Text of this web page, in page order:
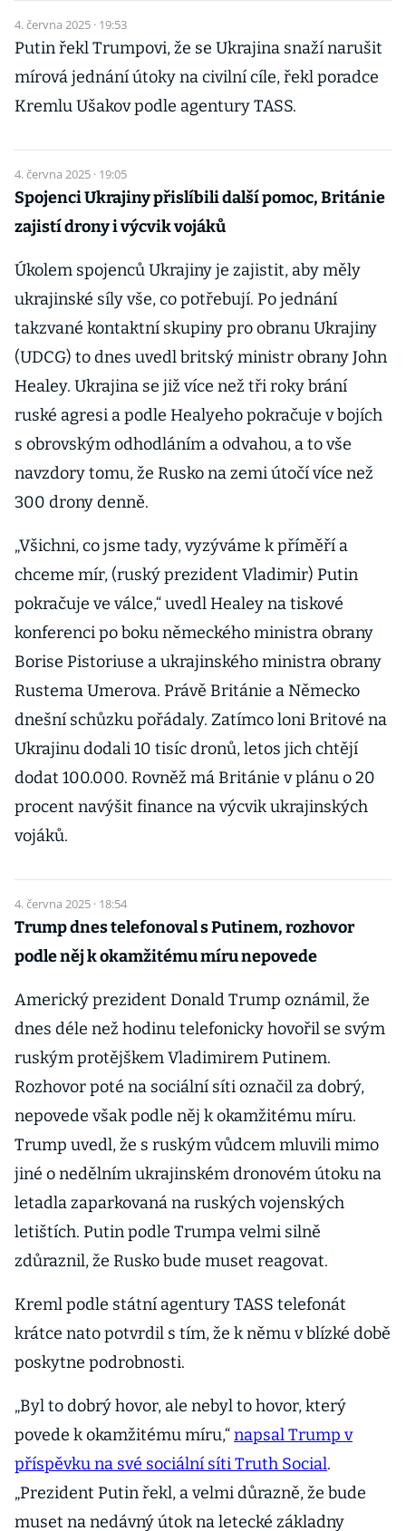
4. června 2025 · 19:53
Putin řekl Trumpovi, že se Ukrajina snaží narušit
mírová jednání útoky na civilní cíle, řekl poradce
Kremlu Ušakov podle agentury TASS.
4. června 2025 · 19:05
Spojenci Ukrajiny přislíbili další pomoc, Británie
zajistí drony i výcvik vojáků
Úkolem spojenců Ukrajiny je zajistit, aby měly
ukrajinské síly vše, co potřebují. Po jednání
takzvané kontaktní skupiny pro obranu Ukrajiny
(UDCG) to dnes uvedl britský ministr obrany John
Healey. Ukrajina se již více než tři roky brání
ruské agresi a podle Healyeho pokračuje v bojích
s obrovským odhodláním a odvahou, a to vše
navzdory tomu, že Rusko na zemi útočí více než
300 drony denně.
„Všichni, co jsme tady, vyzýváme k příměří a
chceme mír, (ruský prezident Vladimir) Putin
pokračuje ve válce,“ uvedl Healey na tiskové
konferenci po boku německého ministra obrany
Borise Pistoriuse a ukrajinského ministra obrany
Rustema Umerova. Právě Británie a Německo
dnešní schůzku pořádaly. Zatímco loni Britové na
Ukrajinu dodali 10 tisíc dronů, letos jich chtějí
dodat 100.000. Rovněž má Británie v plánu o 20
procent navýšit finance na výcvik ukrajinských
vojáků.
4. června 2025 · 18:54
Trump dnes telefonoval s Putinem, rozhovor
podle něj k okamžitému míru nepovede
Americký prezident Donald Trump oznámil, že
dnes déle než hodinu telefonicky hovořil se svým
ruským protějškem Vladimirem Putinem.
Rozhovor poté na sociální síti označil za dobrý,
nepovede však podle něj k okamžitému míru.
Trump uvedl, že s ruským vůdcem mluvili mimo
jiné o nedělním ukrajinském dronovém útoku na
letadla zaparkovaná na ruských vojenských
letištích. Putin podle Trumpa velmi silně
zdůraznil, že Rusko bude muset reagovat.
Kreml podle státní agentury TASS telefonát
krátce nato potvrdil s tím, že k němu v blízké době
poskytne podrobnosti.
„Byl to dobrý hovor, ale nebyl to hovor, který
povede k okamžitému míru,“napsal Trump v
příspěvku na své sociální síti Truth Social.
„Prezident Putin řekl, a velmi důrazně, že bude
muset na nedávný útok na letecké základny